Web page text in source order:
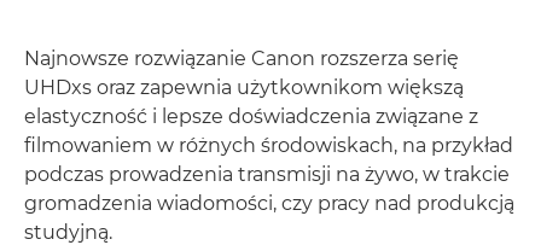
Najnowsze rozwiązanie Canon rozszerza serię
UHDxs oraz zapewnia użytkownikom większą
elastyczność i lepsze doświadczenia związane z
filmowaniem w różnych środowiskach, na przykład
podczas prowadzenia transmisji na żywo, w trakcie
gromadzenia wiadomości, czy pracy nad produkcją
studyjną.